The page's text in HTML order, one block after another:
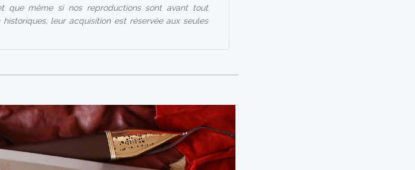
que même si nos reproductions sont avant tout
leur acquisition est réservée aux seules